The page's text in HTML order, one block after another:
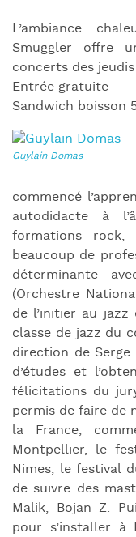
L’ambiance
Smuggler offre
concerts des
Entrée gratuite
Sandwich boisson
commencé
autodidacte à
formations rock,
beaucoup de
déterminante
(Orchestre
de l’initier au
classe de jazz du
direction de Serge
d’études et
félicitations du
permis de faire de
la France,
Montpellier, le
Nimes, le festival
de suivre des
Malik, Bojan Z.
pour s’installer